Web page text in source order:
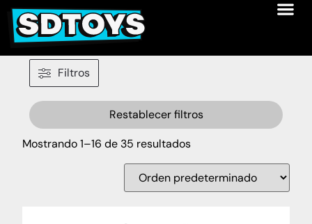
Filtros
Restablecer filtros
Mostrando 1–16 de 35 resultados